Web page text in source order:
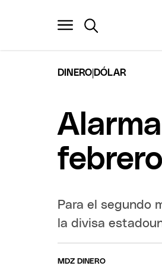
DINERO DÓLAR
febrero
Para el segundo
la divisa
MDZ DINERO